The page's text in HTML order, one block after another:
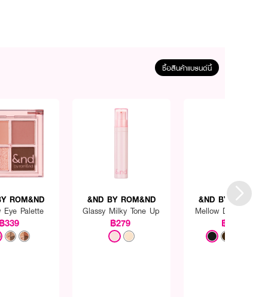
ซื้อสินค้าแบรนด์นี้
ROM&ND
Eye Palette
฿339
&ND BY ROM&ND
Glassy Milky Tone Up
฿279
&ND BY ROM&ND
Mellow Draw
฿229